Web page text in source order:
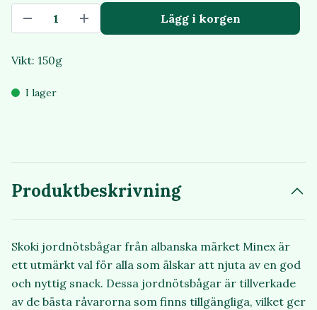
Lägg i korgen
Vikt: 150g
I lager
Produktbeskrivning
Skoki jordnötsbågar från albanska märket Minex är
ett utmärkt val för alla som älskar att njuta av en god
och nyttig snack. Dessa jordnötsbågar är tillverkade
av de bästa råvarorna som finns tillgängliga, vilket ger